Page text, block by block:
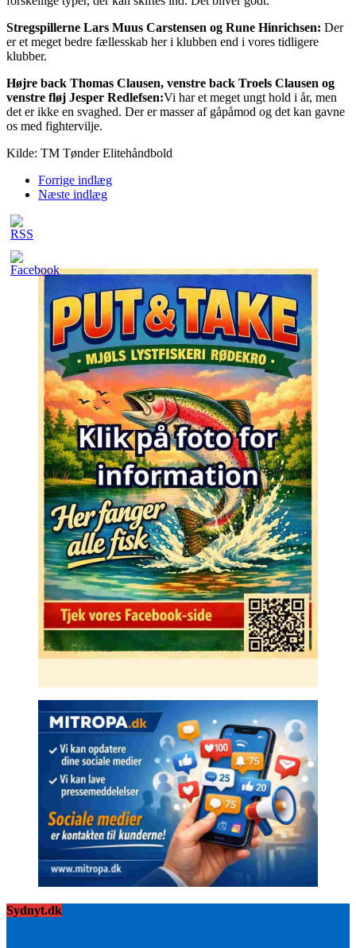
Stregspillerne Lars Muus Carstensen og Rune Hinrichsen: Der
er et meget bedre fællesskab her i klubben end i vores tidligere
klubber.
Højre back Thomas Clausen, venstre back Troels Clausen og
venstre fløj Jesper Redlefsen:Vi har et meget ungt hold i år, men
det er ikke en svaghed. Der er masser af gåpåmod og det kan gavne
os med fightervilje.
Kilde: TM Tønder Elitehåndbold
Forrige indlæg
Næste indlæg
Sydnyt.dk